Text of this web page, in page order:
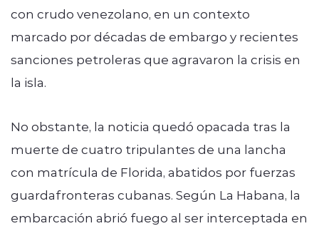
con crudo venezolano, en un contexto
marcado por décadas de embargo y recientes
sanciones petroleras que agravaron la crisis en
la isla.
No obstante, la noticia quedó opacada tras la
muerte de cuatro tripulantes de una lancha
con matrícula de Florida, abatidos por fuerzas
guardafronteras cubanas. Según La Habana, la
embarcación abrió fuego al ser interceptada en